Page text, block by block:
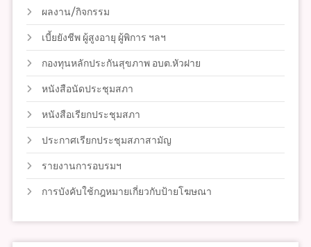
ผลงาน/กิจกรรม
เบี้ยยังชีพ ผู้สูงอายุ ผู้พิการ ฯลฯ
กองทุนหลักประกันสุขภาพ อบต.หัวฝาย
หนังสือนัดประชุมสภา
หนังสือเรียกประชุมสภา
ประกาศเรียกประชุมสภาสามัญ
รายงานการอบรมฯ
การบังคับใช้กฎหมายเกี่ยวกับป้ายโฆษณา